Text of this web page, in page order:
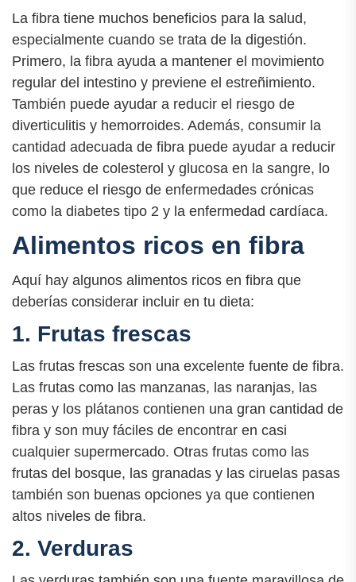
La fibra tiene muchos beneficios para la salud,
especialmente cuando se trata de la digestión.
Primero, la fibra ayuda a mantener el movimiento
regular del intestino y previene el estreñimiento.
También puede ayudar a reducir el riesgo de
diverticulitis y hemorroides. Además, consumir la
cantidad adecuada de fibra puede ayudar a reducir
los niveles de colesterol y glucosa en la sangre, lo
que reduce el riesgo de enfermedades crónicas
como la diabetes tipo 2 y la enfermedad cardíaca.
Alimentos ricos en fibra
Aquí hay algunos alimentos ricos en fibra que
deberías considerar incluir en tu dieta:
1. Frutas frescas
Las frutas frescas son una excelente fuente de fibra.
Las frutas como las manzanas, las naranjas, las
peras y los plátanos contienen una gran cantidad de
fibra y son muy fáciles de encontrar en casi
cualquier supermercado. Otras frutas como las
frutas del bosque, las granadas y las ciruelas pasas
también son buenas opciones ya que contienen
altos niveles de fibra.
2. Verduras